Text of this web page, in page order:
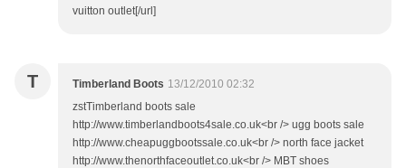
vuitton outlet[/url]
T Timberland Boots 13/12/2010 02:32
zstTimberland boots sale
http://www.timberlandboots4sale.co.uk<br /> ugg boots sale
http://www.cheapuggbootssale.co.uk<br /> north face jacket
http://www.thenorthfaceoutlet.co.uk<br /> MBT shoes